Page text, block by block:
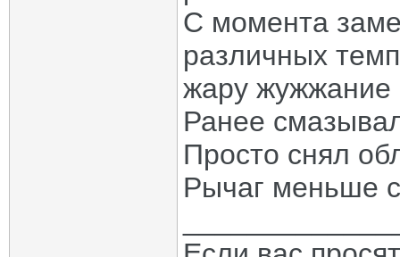
С момента
различных
жару жужжание
Ранее
Просто снял
Рычаг меньше